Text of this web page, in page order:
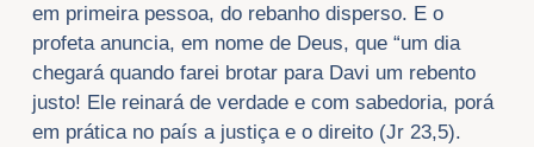
em primeira pessoa, do rebanho disperso. E o
profeta anuncia, em nome de Deus, que “um dia
chegará quando farei brotar para Davi um rebento
justo! Ele reinará de verdade e com sabedoria, porá
em prática no país a justiça e o direito (Jr 23,5).